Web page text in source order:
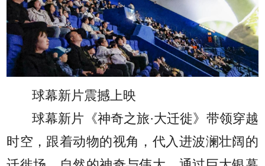
球幕新片震撼上映
球幕新片《神奇之旅·大迁徙》带领穿越
时空，跟着动物的视角，代入进波澜壮阔的